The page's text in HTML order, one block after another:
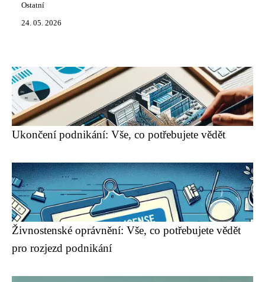
Ostatní
24. 05. 2026
Ukončení podnikání: Vše, co potřebujete vědět
Živnostenské oprávnění: Vše, co potřebujete vědět
pro rozjezd podnikání